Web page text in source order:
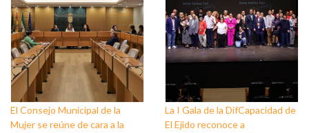
El Consejo Municipal de la
Mujer se reúne de cara a la
La I Gala de la DifCapacidad de
El Ejido reconoce a